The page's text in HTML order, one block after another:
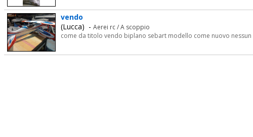
vendo
(Lucca) - Aerei rc / A scoppio
come da titolo vendo biplano sebart modello come nuovo